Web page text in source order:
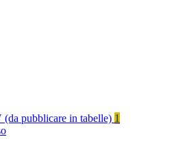
(da pubblicare in tabelle) 1